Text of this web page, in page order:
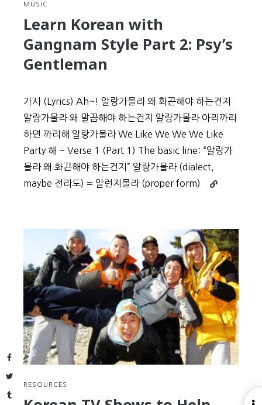
Facebook
Twitter
Tumblr
MUSIC
Learn Korean with
Gangnam Style Part 2: Psy’s
Gentleman
가사 (Lyrics) Ah~! 알랑가몰라 왜 화끈해야 하는건지
알랑가몰라 왜 말끔해야 하는건지 알랑가몰라 아리까리
하면 까리해 알랑가몰라 We Like We We We Like
Party 해 ~ Verse 1 (Part 1) The basic line: “알랑가
몰라 왜 화끈해야 하는건지” 알랑가몰라 (dialect,
maybe 전라도) = 알런지몰라 (proper form)
Continue
with
Gangnam
Style
Part
2:
Psy’s
Gentleman
RESOURCES